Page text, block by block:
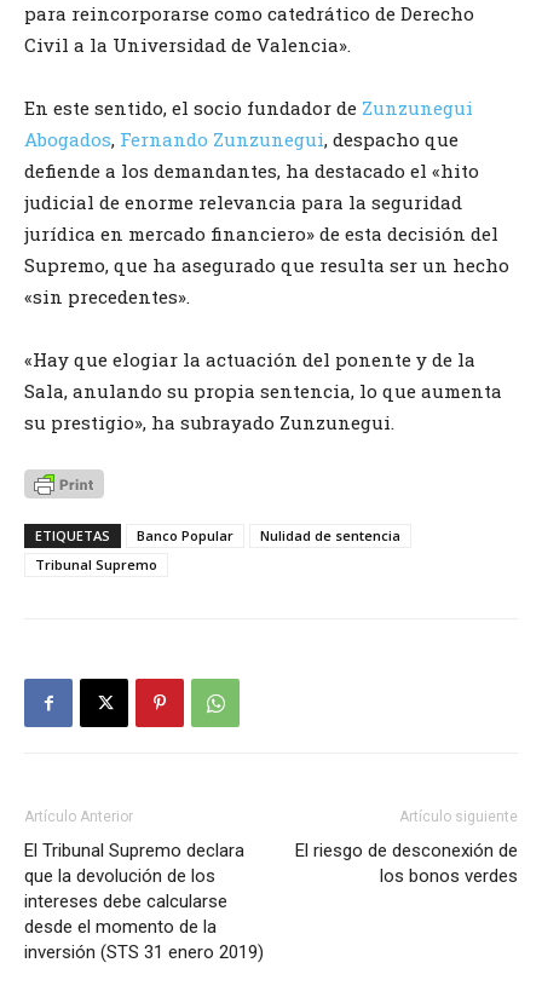
para reincorporarse como catedrático de Derecho
Civil a la Universidad de Valencia».
En este sentido, el socio fundador de Zunzunegui
Abogados, Fernando Zunzunegui, despacho que
defiende a los demandantes, ha destacado el «hito
judicial de enorme relevancia para la seguridad
jurídica en mercado financiero» de esta decisión del
Supremo, que ha asegurado que resulta ser un hecho
«sin precedentes».
«Hay que elogiar la actuación del ponente y de la
Sala, anulando su propia sentencia, lo que aumenta
su prestigio», ha subrayado Zunzunegui.
ETIQUETAS Banco Popular
Nulidad de sentencia
Tribunal Supremo
Artículo Anterior
El Tribunal Supremo declara
que la devolución de los
intereses debe calcularse
desde el momento de la
inversión (STS 31 enero 2019)
Artículo siguiente
El riesgo de desconexión de
los bonos verdes